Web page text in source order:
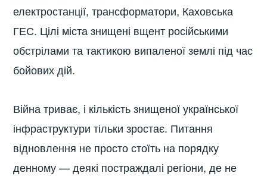
електростанції, трансформатори, Каховська
ГЕС. Цілі міста знищені вщент російськими
обстрілами та тактикою випаленої землі під час
бойових дій.
Війна триває, і кількість знищеної української
інфраструктури тільки зростає. Питання
відновлення не просто стоїть на порядку
денному — деякі постраждалі регіони, де не